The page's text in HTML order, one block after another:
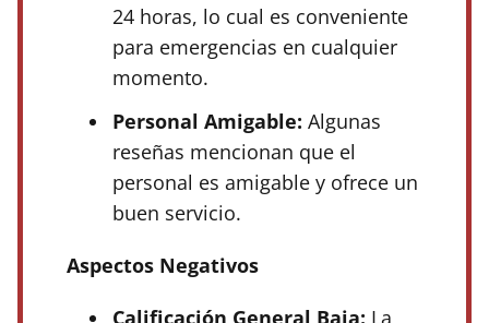
24 horas, lo cual es conveniente
para emergencias en cualquier
momento.
Personal Amigable: Algunas
reseñas mencionan que el
personal es amigable y ofrece un
buen servicio.
Aspectos Negativos
Calificación General Baja: La